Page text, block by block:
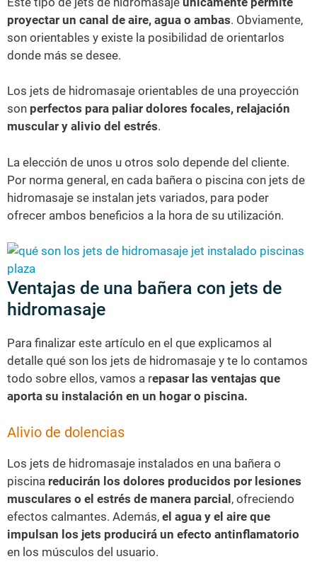
proyectar un canal de aire, agua o ambas. Obviamente,
son orientables y existe la posibilidad de orientarlos
donde más se desee.
Los jets de hidromasaje orientables de una proyección
son perfectos para paliar dolores focales, relajación
muscular y alivio del estrés.
La elección de unos u otros solo depende del cliente.
Por norma general, en cada bañera o piscina con jets de
hidromasaje se instalan jets variados, para poder
ofrecer ambos beneficios a la hora de su utilización.
Ventajas de una bañera con jets de
hidromasaje
Para finalizar este artículo en el que explicamos al
detalle qué son los jets de hidromasaje y te lo contamos
todo sobre ellos, vamos a repasar las ventajas que
aporta su instalación en un hogar o piscina.
Alivio de dolencias
Los jets de hidromasaje instalados en una bañera o
piscina reducirán los dolores producidos por lesiones
musculares o el estrés de manera parcial, ofreciendo
efectos calmantes. Además, el agua y el aire que
impulsan los jets producirá un efecto antinflamatorio
en los músculos del usuario.